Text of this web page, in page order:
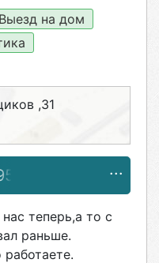
на дом
,31
55-37
теперь,а то с
раньше.